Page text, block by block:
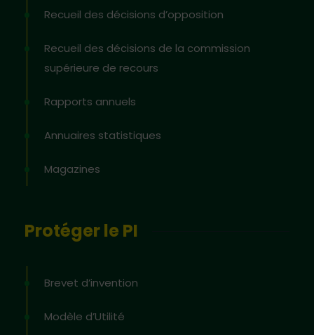
Recueil des décisions d’opposition
Recueil des décisions de la commission
supérieure de recours
Rapports annuels
Annuaires statistiques
Magazines
Protéger le PI
Brevet d’invention
Modèle d’Utilité